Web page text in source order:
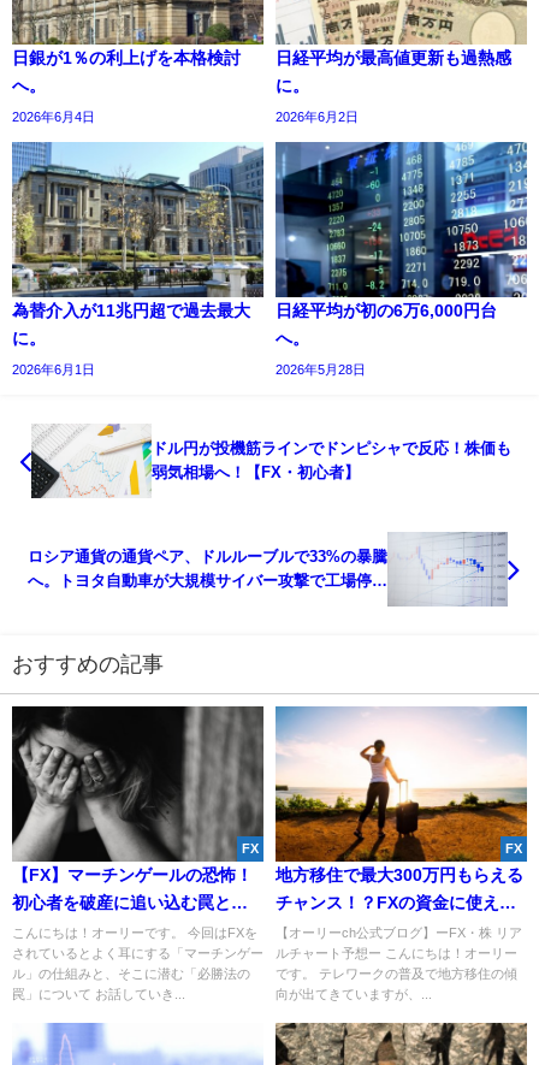
日銀が1％の利上げを本格検討
へ。
2026年6月4日
日経平均が最高値更新も過熱感
に。
2026年6月2日
為替介入が11兆円超で過去最大
に。
2026年6月1日
日経平均が初の6万6,000円台
へ。
2026年5月28日
ドル円が投機筋ラインでドンピシャで反応！株価も
弱気相場へ！【FX・初心者】
ロシア通貨の通貨ペア、ドルルーブルで33%の暴騰
へ。トヨタ自動車が大規模サイバー攻撃で工場停止
おすすめの記事
FX
【FX】マーチンゲールの恐怖！
初心者を破産に追い込む罠と
は！？
こんにちは！オーリーです。 今回はFXを
されているとよく耳にする「マーチンゲー
ル」の仕組みと、そこに潜む「必勝法の
罠」について お話していき...
FX
地方移住で最大300万円もらえる
チャンス！？FXの資金に使える
のか！？
【オーリーch公式ブログ】ーFX・株 リア
ルチャート予想ー こんにちは！オーリー
です。 テレワークの普及で地方移住の傾
向が出てきていますが、...